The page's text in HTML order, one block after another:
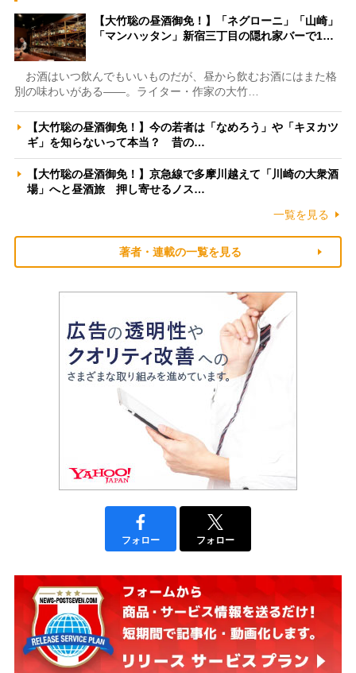
【大竹聡の昼酒御免！】「ネグローニ」「山崎」
「マンハッタン」新宿三丁目の隠れ家バーで1…
お酒はいつ飲んでもいいものだが、昼から飲むお酒にはまた格
別の味わいがある――。ライター・作家の大竹…
【大竹聡の昼酒御免！】今の若者は「なめろう」や「キヌカツ
ギ」を知らないって本当？ 昔の…
【大竹聡の昼酒御免！】京急線で多摩川越えて「川崎の大衆酒
場」へと昼酒旅 押し寄せるノス…
一覧を見る
著者・連載の一覧を見る
フォロー フォロー